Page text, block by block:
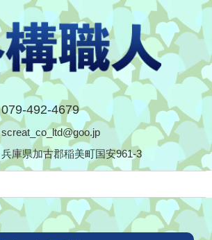
079-492-4679
screat_co_ltd@goo.jp
兵庫県加古郡稲美町国安961-3